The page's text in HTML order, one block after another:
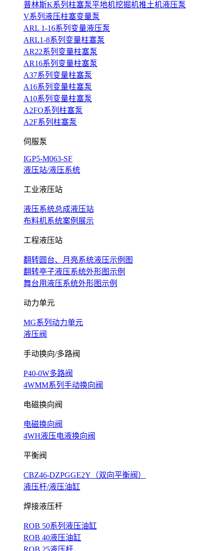
普林斯K系列柱塞泵平地机挖掘机推土机液压泵
V系列液压柱塞变量泵
ARL 1-16系列变量液压泵
ARL1-8系列变量柱塞泵
AR22系列变量柱塞泵
AR16系列变量柱塞泵
A37系列变量柱塞泵
A16系列变量柱塞泵
A10系列变量柱塞泵
A2FO系列柱塞泵
A2F系列柱塞泵
伺服泵
IGP5-M063-SF
液压站/液压系统
工业液压站
液压系统总成液压站
布料机系统案例展示
工程液压站
翻转圆台、月亮系统液压示例图
翻转亭子液压系统外形图示例
舞台用液压系统外形图示例
动力单元
MG系列动力单元
液压阀
手动换向/多路阀
P40-0W多路阀
4WMM系列手动换向阀
电磁换向阀
电磁换向阀
4WH液压电液换向阀
平衡阀
CBZ46-DZPGGE2Y（双向平衡阀）
液压杆/液压油缸
焊接液压杆
ROB 50系列液压油缸
ROB 40液压油缸
ROB 25液压杆